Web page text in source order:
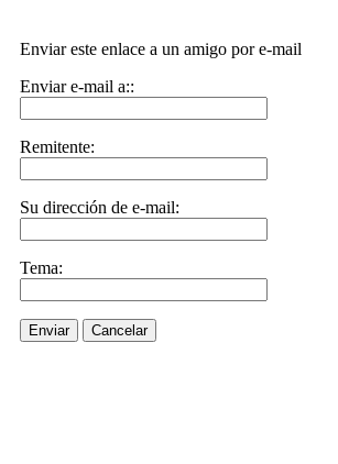
Enviar este enlace a un amigo por e-mail
Enviar e-mail a::
Remitente:
Su dirección de e-mail:
Tema:
Enviar Cancelar